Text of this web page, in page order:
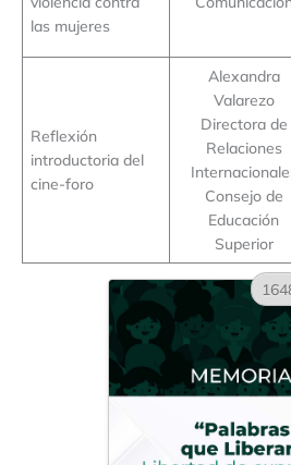
las mujeres
Reflexión
introductoria del
cine-foro
Alexandra
Valarezo
Directora de
Relaciones
Consejo de
Educación
Superior